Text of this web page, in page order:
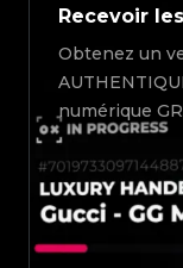
Recevoir
Obtenez un
numérique